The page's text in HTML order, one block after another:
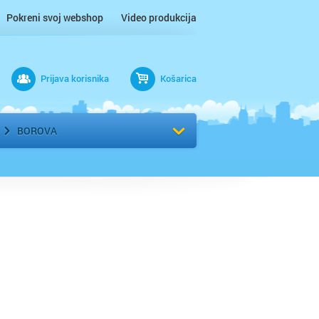
Pokreni svoj webshop Video produkcija
Prijava korisnika Košarica
BOROVA